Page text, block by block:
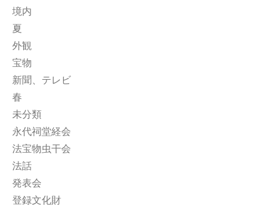
境内
夏
外観
宝物
新聞、テレビ
春
未分類
永代祠堂経会
法宝物虫干会
法話
発表会
登録文化財